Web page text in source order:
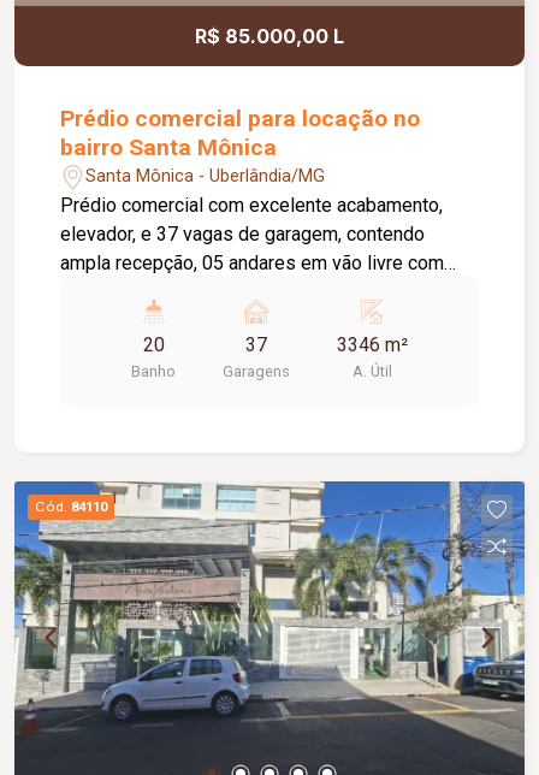
R$ 85.000,00 L
Prédio comercial para locação no
bairro Santa Mônica
Santa Mônica - Uberlândia/MG
Prédio comercial com excelente acabamento,
elevador, e 37 vagas de garagem, contendo
ampla recepção, 05 andares em vão livre com
copa, acabamento em piso de concreto liso e
porcelanato, portão eletrônico.
20
Banho
37
Garagens
3346 m²
A. Útil
Cód. 84110